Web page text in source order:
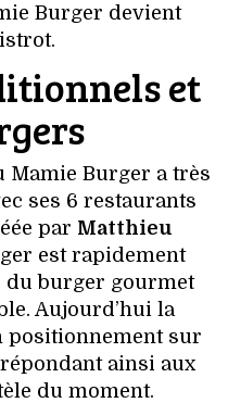
Burger devient
et
Mamie Burger a très
ses 6 restaurants
par Matthieu
est rapidement
du burger gourmet
Aujourd’hui la
positionnement sur
ainsi aux
du moment.